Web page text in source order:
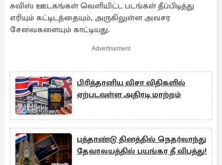
சுவிஸ் ஊடகங்கள் வெளியிட்ட படங்கள் தீப்பிடித்து
எரியும் கட்டிடத்தையும், அருகிலுள்ள அவசர
சேவைகளையும் காட்டியது.
Advertisement
பிரித்தானிய விசா விதிகளில்
ஏற்படவுள்ள அதிரடி மாற்றம்
புத்தாண்டு தினத்தில் நெதர்லாந்து
தேவாலயத்தில் பயங்கர தீ விபத்து!